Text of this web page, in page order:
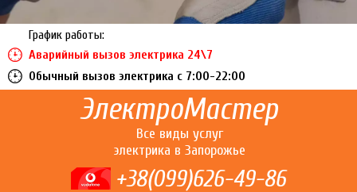
График работы:
Аварийный вызов электрика 24\7
Обычный вызов электрика c 7:00-22:00
ЭлектроМастер
Все виды услуг
электрика в Запорожье
+38(099)626-49-86